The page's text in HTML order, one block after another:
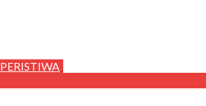
PERISTIWA